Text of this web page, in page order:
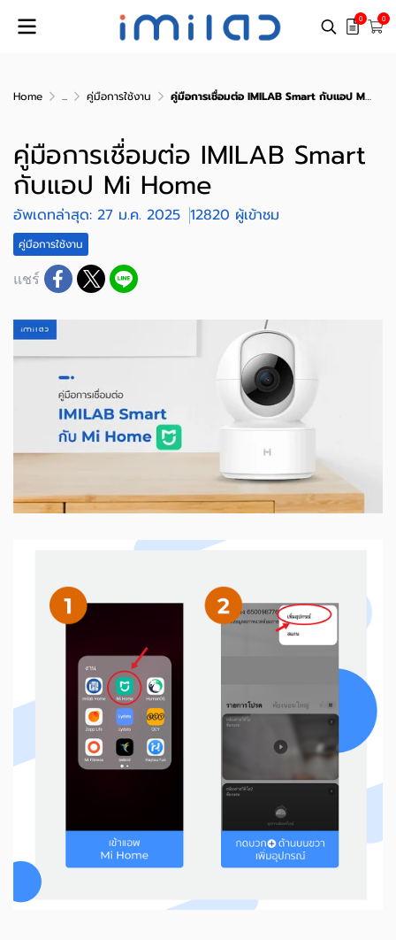
0 0
Home ... คู่มือการใช้งาน คู่มือการเชื่อมต่อ IMILAB Smart กับแอป Mi Home
คู่มือการเชื่อมต่อ IMILAB Smart
กับแอป Mi Home
อัพเดทล่าสุด: 27 ม.ค. 2025 12820 ผู้เข้าชม
คู่มือการใช้งาน
แชร์